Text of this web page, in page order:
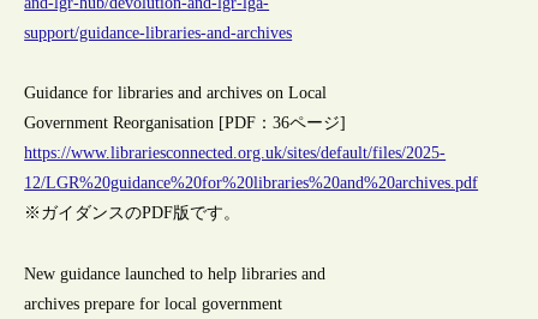
support/guidance-libraries-and-archives
Guidance for libraries and archives on Local
Government Reorganisation [PDF：36ページ]
https://www.librariesconnected.org.uk/sites/default/files/2025-
12/LGR%20guidance%20for%20libraries%20and%20archives.pdf
※ガイダンスのPDF版です。
New guidance launched to help libraries and
archives prepare for local government